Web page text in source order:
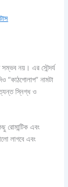
সম্ভব নয়। এর সৌন্দর্য
“কাঠগোলাপ” নামটা
স্নিগ্ধ ও
রোমান্টিক এবং
লাগবে এবং